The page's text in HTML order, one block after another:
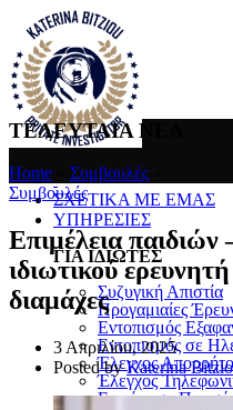
ΣΧΕΤΙΚΑ ΜΕ ΕΜΑΣ
ΥΠΗΡΕΣΙΕΣ
ΓΙΑ ΙΔΙΩΤΕΣ
Συζυγική Απιστία
Προγαμιαίες
Εντοπισμός
Εντοπισμός σε
Έλεγχος
Έλεγχος
Επιτήρηση
ΤΕΛΕΥΤΑΙΑ ΝΕΑ
Home Συμβουλές
Συμβουλές
Επιμέλεια
ιδιωτικού
διαμάχες
3 Απριλίου, 2025
Posted by Katerina